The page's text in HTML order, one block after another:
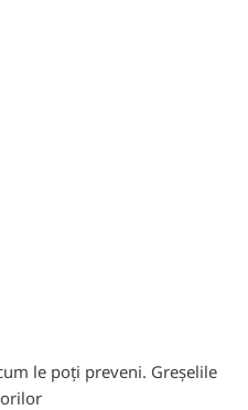
le poți preveni. Greșelile